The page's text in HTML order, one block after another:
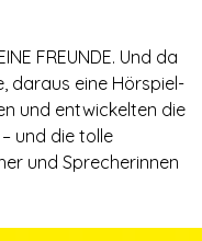
FREUNDE. Und da
daraus eine Hörspiel-
und entwickelten die
und die tolle
und Sprecherinnen